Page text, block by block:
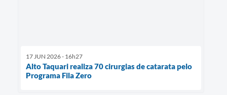
17 JUN 2026 - 16h27
Alto Taquari realiza 70 cirurgias de catarata pelo
Programa Fila Zero